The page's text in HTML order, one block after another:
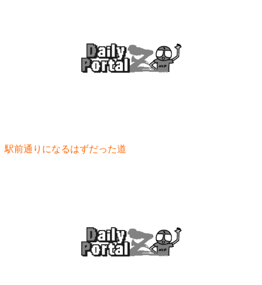
駅前通りになるはずだった道